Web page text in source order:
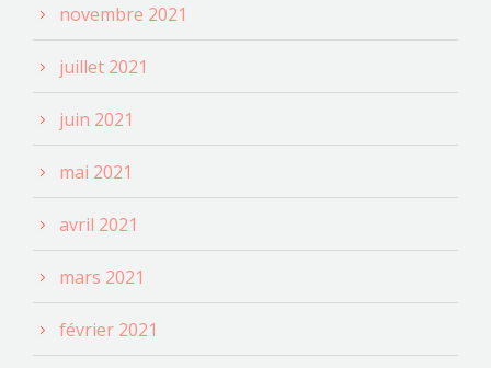
novembre 2021
juillet 2021
juin 2021
mai 2021
avril 2021
mars 2021
février 2021